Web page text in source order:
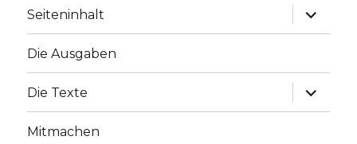
Seiteninhalt
Die Ausgaben
Die Texte
Mitmachen